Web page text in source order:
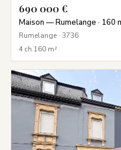
690 000 €
Maison — Rumelange · 160
Rumelange · 3736
4 ch.160 m²